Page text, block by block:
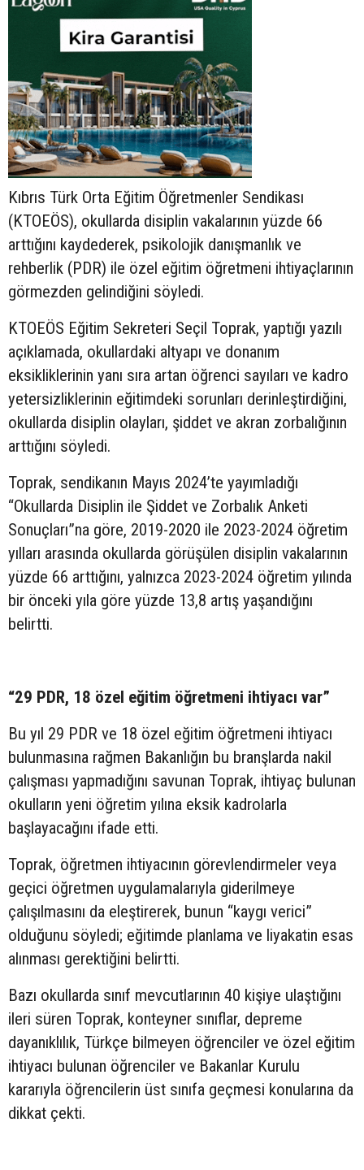
Kıbrıs Türk Orta Eğitim Öğretmenler Sendikası
(KTOEÖS), okullarda disiplin vakalarının yüzde 66
arttığını kaydederek, psikolojik danışmanlık ve
rehberlik (PDR) ile özel eğitim öğretmeni ihtiyaçlarının
görmezden gelindiğini söyledi.
KTOEÖS Eğitim Sekreteri Seçil Toprak, yaptığı yazılı
açıklamada, okullardaki altyapı ve donanım
eksikliklerinin yanı sıra artan öğrenci sayıları ve kadro
yetersizliklerinin eğitimdeki sorunları derinleştirdiğini,
okullarda disiplin olayları, şiddet ve akran zorbalığının
arttığını söyledi.
Toprak, sendikanın Mayıs 2024’te yayımladığı
“Okullarda Disiplin ile Şiddet ve Zorbalık Anketi
Sonuçları”na göre, 2019-2020 ile 2023-2024 öğretim
yılları arasında okullarda görüşülen disiplin vakalarının
yüzde 66 arttığını, yalnızca 2023-2024 öğretim yılında
bir önceki yıla göre yüzde 13,8 artış yaşandığını
belirtti.
“29 PDR, 18 özel eğitim öğretmeni ihtiyacı var”
Bu yıl 29 PDR ve 18 özel eğitim öğretmeni ihtiyacı
bulunmasına rağmen Bakanlığın bu branşlarda nakil
çalışması yapmadığını savunan Toprak, ihtiyaç bulunan
okulların yeni öğretim yılına eksik kadrolarla
başlayacağını ifade etti.
Toprak, öğretmen ihtiyacının görevlendirmeler veya
geçici öğretmen uygulamalarıyla giderilmeye
çalışılmasını da eleştirerek, bunun “kaygı verici”
olduğunu söyledi; eğitimde planlama ve liyakatin esas
alınması gerektiğini belirtti.
Bazı okullarda sınıf mevcutlarının 40 kişiye ulaştığını
ileri süren Toprak, konteyner sınıflar, depreme
dayanıklılık, Türkçe bilmeyen öğrenciler ve özel eğitim
ihtiyacı bulunan öğrenciler ve Bakanlar Kurulu
kararıyla öğrencilerin üst sınıfa geçmesi konularına da
dikkat çekti.